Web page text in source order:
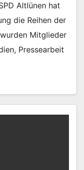
Altlünen hat
die Reihen der
Mitglieder
Pressearbeit